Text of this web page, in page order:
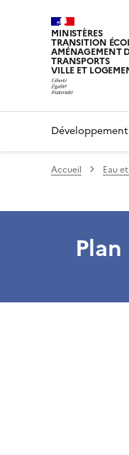
MINISTÈRES
TRANSITION
AMÉNAGEMENT
TRANSPORTS
VILLE ET
Accueil Eau